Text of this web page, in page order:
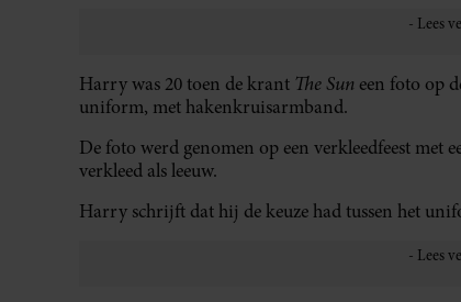
Harry was 20 toen de krant The Sun een foto op
uniform, met hakenkruisarmband.
De foto werd genomen op een verkleedfeest met
verkleed als leeuw.
Harry schrijft dat hij de keuze had tussen het